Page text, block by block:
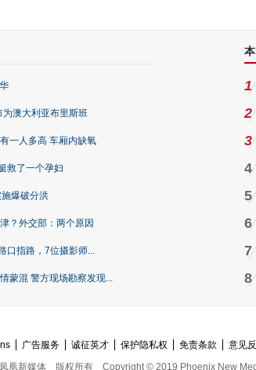
澳大利亚布里斯班
一人多高 车厢内缺氧
救了一个孕妇
爆破分洪
？外交部：两个原因
口指路，7位摄影师...
蒙混 警方现场勘察发现...
1
2
3
4
5
6
7
8
广告服务 诚征英才 保护隐私权 免责条款 意见
凤凰新媒体
版权所有 Copyright © 2019 Phoenix New